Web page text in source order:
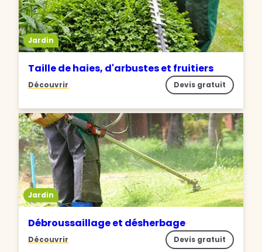
Jardin
Taille de haies, d'arbustes et fruitiers
Découvrir Devis gratuit
Jardin
Débroussaillage et désherbage
Découvrir Devis gratuit